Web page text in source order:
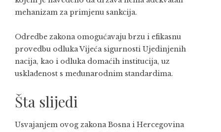
mehanizam za primjenu sankcija.
Odredbe zakona omogućavaju brzu i efikasnu
provedbu odluka Vijeća sigurnosti Ujedinjenih
nacija, kao i odluka domaćih institucija, uz
usklađenost s međunarodnim standardima.
Šta slijedi
Usvajanjem ovog zakona Bosna i Hercegovina